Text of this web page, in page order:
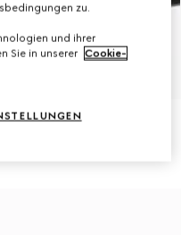
zu.
und ihrer
Sie in unserer Cookie-